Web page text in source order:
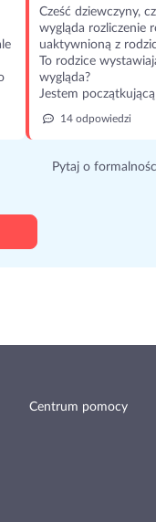
Cześć dziewczyny,
wygląda rozliczenie
uaktywnioną z
To rodzice
wygląda?
Jestem
14 odpowiedzi
Pytaj o
Centrum pomocy